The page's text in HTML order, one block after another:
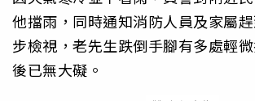
他擋雨，同時通知消防人員及家屬
步檢視，老先生跌倒手腳有多處輕
後已無大礙。